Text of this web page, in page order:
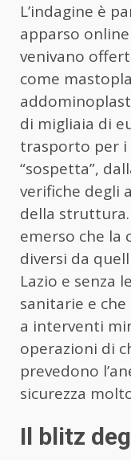
L’indagine è
apparso
venivano
come
di migliaia di
trasporto per i
“sospetta”,
verifiche degli
della
emerso che la
diversi da
Lazio e senza
sanitarie e
a interventi
operazioni di
prevedono
sicurezza
Il blitz